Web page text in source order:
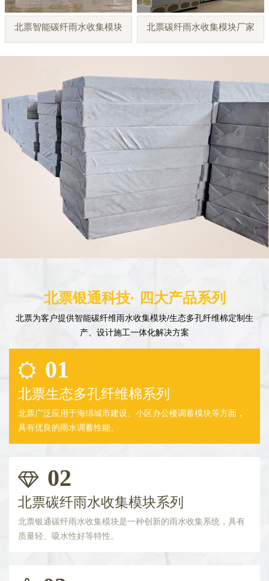
北票智能碳纤雨水收集模块 北票碳纤雨水收集模块厂家
北票银通科技· 四大产品系列
北票为客户提供智能碳纤维雨水收集模块/生态多孔纤维棉定制生
产、设计施工一体化解决方案
01
北票生态多孔纤维棉系列
北票广泛应用于海绵城市建设、小区办公楼调蓄模块等方面，
具有优良的雨水调蓄性能。
02
北票碳纤雨水收集模块系列
北票银通碳纤雨水收集模块是一种创新的雨水收集系统，具有
质量轻、吸水性好等特性。